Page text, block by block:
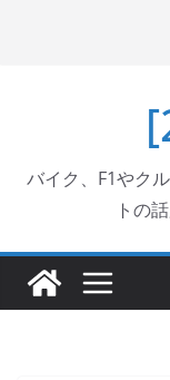
バイク、F1やク
トの